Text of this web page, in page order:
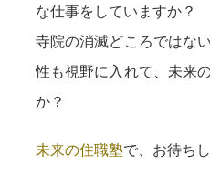
な仕事をしていますか？
寺院の消滅どころではな
性も視野に入れて、未来
か？
未来の住職塾で、お待ち